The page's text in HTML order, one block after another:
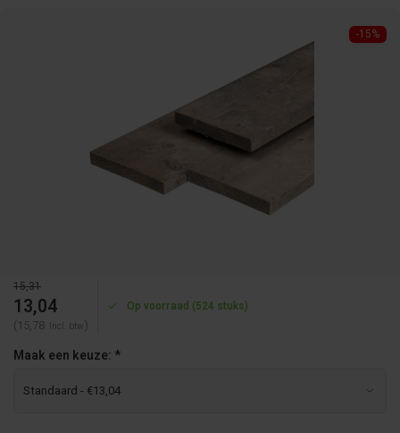
-15%
15,31
13,04
(15,78 Incl. btw )
Op voorraad (524 stuks)
Maak een keuze: *